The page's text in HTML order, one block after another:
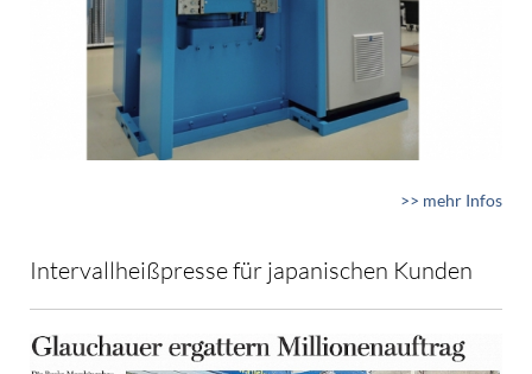
>> mehr Infos
Intervallheißpresse für japanischen Kunden